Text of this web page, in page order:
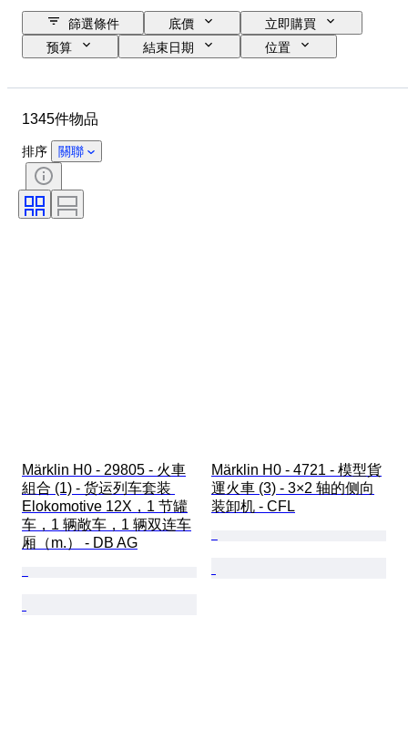
篩選條件 底價
立即購買
预算
結束日期
位置
時期
控制
時代
1345件物品
排序 關聯
Märklin H0 - 29805 - 火車
組合 (1) - 货运列车套装
Elokomotive 12X，1 节罐
车，1 辆敞车，1 辆双连车
厢（m.） - DB AG
Märklin H0 - 4721 - 模型貨
運火車 (3) - 3×2 轴的侧向
装卸机 - CFL